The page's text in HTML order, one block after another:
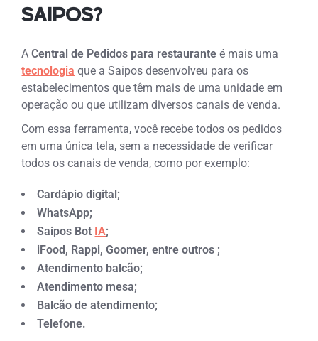
SAIPOS?
ACentral de Pedidos para restaurante é mais uma
tecnologia que a Saipos desenvolveu para os
estabelecimentos que têm mais de uma unidade em
operação ou que utilizam diversos canais de venda.
Com essa ferramenta, você recebe todos os pedidos
em uma única tela, sem a necessidade de verificar
todos os canais de venda, como por exemplo:
Cardápio digital;
WhatsApp;
Saipos Bot IA;
iFood, Rappi, Goomer, entre outros ;
Atendimento balcão;
Atendimento mesa;
Balcão de atendimento;
Telefone.